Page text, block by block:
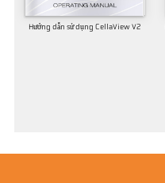
Hướng dẫn sử dụng CellaView V2